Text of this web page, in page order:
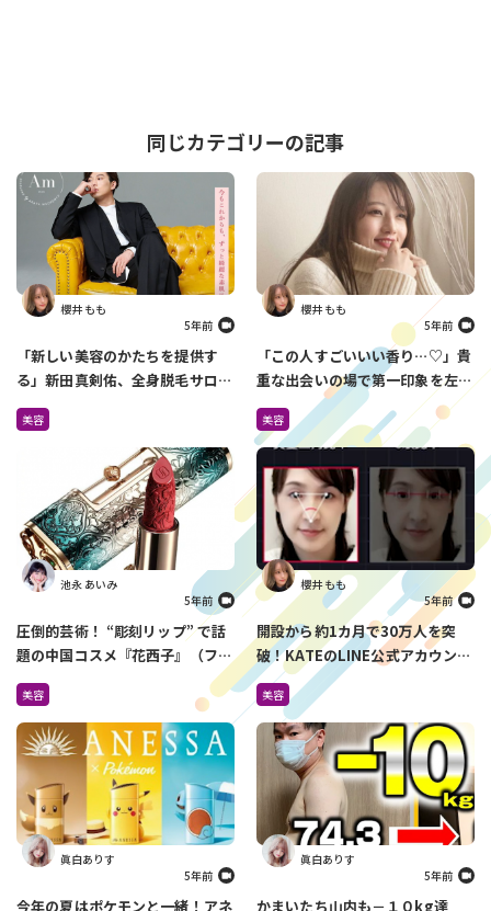
同じカテゴリーの記事
櫻井 もも
5年前
「新しい美容のかたちを提供す
る」新田真剣佑、全身脱毛サロン
を4月に2店舗オープン
美容
櫻井 もも
5年前
「この人すごいいい香り…♡」貴
重な出会いの場で第一印象を左右
しているのは『香り』だった
美容
池永 あいみ
5年前
圧倒的芸術！ “彫刻リップ” で話
題の中国コスメ『花西子』（ファ
ーシーズ）が日本上陸！
Amazonで先行販売中
美容
櫻井 もも
5年前
開設から約1カ月で30万人を突
破！KATEのLINE公式アカウント
でできるメイク診断がすごすぎ
る！
美容
眞白ありす
5年前
今年の夏はポケモンと一緒！アネ
眞白ありす
5年前
かまいたち山内も－１０kg達